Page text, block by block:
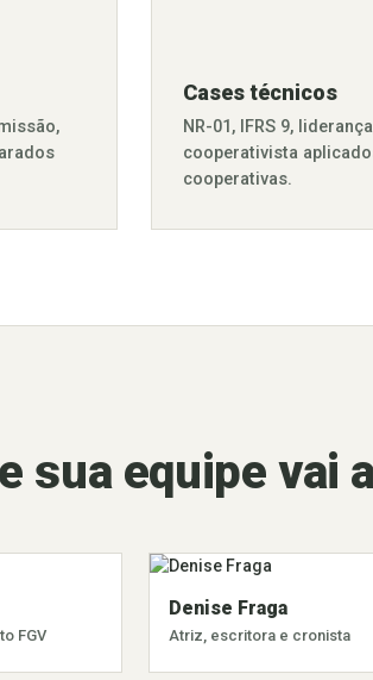
Cases técnicos
NR-01, IFRS 9,
cooperativista
cooperativas.
sua equipe vai
FGV
Denise Fraga
Atriz, escritora e cronista